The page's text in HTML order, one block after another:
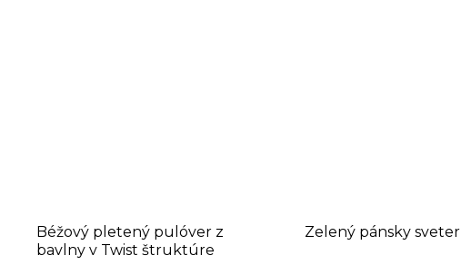
Béžový pletený pulóver z
bavlny v Twist štruktúre
Zelený pánsky sveter